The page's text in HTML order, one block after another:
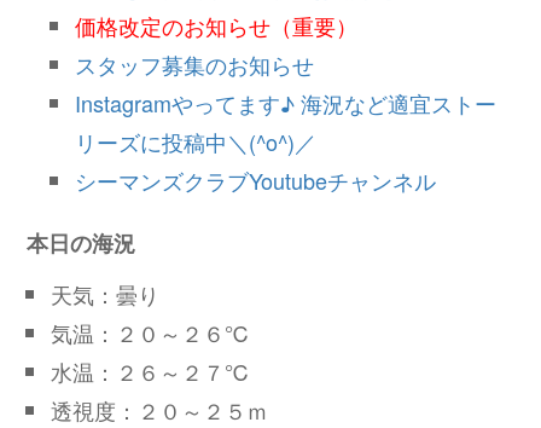
価格改定のお知らせ（重要）
スタッフ募集のお知らせ
Instagramやってます♪ 海況など適宜ストー
リーズに投稿中＼(^o^)／
シーマンズクラブYoutubeチャンネル
本日の海況
天気：曇り
気温：２０～２６℃
水温：２６～２７℃
透視度：２０～２５ｍ